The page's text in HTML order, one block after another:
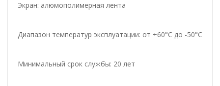
Экран: алюмополимерная лента
Диапазон температур эксплуатации: от +60°С до -50°С
Минимальный срок службы: 20 лет